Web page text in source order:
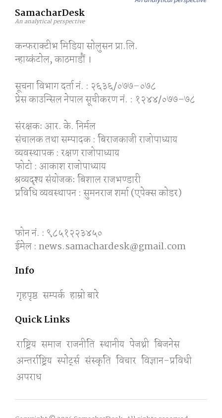
SamacharDesk
An analytical perspective
कन्फराक्टीभ मिडिया साेलुसन प्रा.लि.
न्हाय्कंटाेल, काठमाडाैं ।
सूचना विभाग दर्ता नं. : २६३६/०७७–०७८
प्रेस काउन्सिल नेपाल सूचीकरण नं. : १२४४/०७७–७८
संरक्षकः आर. के. निर्मल
संचालक तथा सम्पादक : बिराजकाजी राजोपाध्याय
व्यवस्थापक : रक्षण राजोपाध्याय
फोटो : आकाश राजोपाध्याय
श्रव्यदृश्य संयोजकः बिशाल राजभण्डारी
प्रविधि व्यवस्थापन : सुमनराज शर्मा (एपेक्स काेडर)
फोन नं. : ९८५१२२३४५०
ईमेल : news.samachardesk@gmail.com
Info
गृहपृष्ठ सम्पर्क हाम्रो बारे
Quick Links
राष्ट्रिय समाज राजनीति स्थानीय पेजथ्री बिजनेस
अन्तर्राष्ट्रिय स्पाेर्ट्स संस्कृति विचार विज्ञान-प्रविधी
अपराध